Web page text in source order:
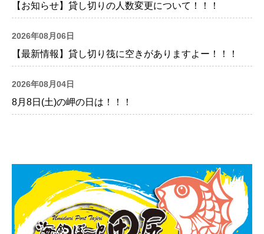
【お知らせ】貸し切りの人数変更について！！！
2026年08月06日
【最新情報】貸し切り筏に空きがありますよー！！！
2026年08月04日
8月8日(土)の岬の日は！！！